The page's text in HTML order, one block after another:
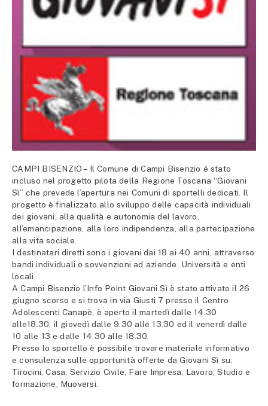
CAMPI BISENZIO – Il Comune di Campi Bisenzio é stato
incluso nel progetto pilota della Regione Toscana “Giovani
Sì” che prevede l’apertura nei Comuni di sportelli dedicati. Il
progetto è finalizzato allo sviluppo delle capacità individuali
dei giovani, alla qualità e autonomia del lavoro,
all’emancipazione, alla loro indipendenza, alla partecipazione
alla vita sociale.
I destinatari diretti sono i giovani dai 18 ai 40 anni, attraverso
bandi individuali o sovvenzioni ad aziende, Università e enti
locali.
A Campi Bisenzio l’Info Point Giovani Sì è stato attivato il 26
giugno scorso e si trova in via Giusti 7 presso il Centro
Adolescenti Canapè, è aperto il martedì dalle 14.30
alle18.30, il giovedì dalle 9.30 alle 13.30 ed il venerdì dalle
10 alle 13 e dalle 14.30 alle 18.30.
Presso lo sportello è possibile trovare materiale informativo
e consulenza sulle opportunità offerte da Giovani Sì su:
Tirocini, Casa, Servizio Civile, Fare Impresa, Lavoro, Studio e
formazione, Muoversi.